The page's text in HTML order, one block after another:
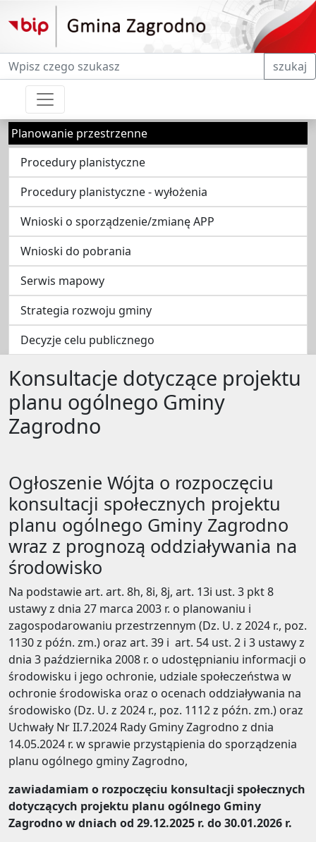
Fraza do wyszukiwania szukaj
Planowanie przestrzenne
Procedury planistyczne
Procedury planistyczne - wyłożenia
Wnioski o sporządzenie/zmianę APP
Wnioski do pobrania
Serwis mapowy
Strategia rozwoju gminy
Decyzje celu publicznego
Konsultacje dotyczące projektu
planu ogólnego Gminy
Zagrodno
Ogłoszenie Wójta o rozpoczęciu
konsultacji społecznych projektu
planu ogólnego Gminy Zagrodno
wraz z prognozą oddziaływania na
środowisko
Na podstawie art. art. 8h, 8i, 8j, art. 13i ust. 3 pkt 8
ustawy z dnia 27 marca 2003 r. o planowaniu i
zagospodarowaniu przestrzennym (Dz. U. z 2024 r., poz.
1130 z późn. zm.) oraz art. 39 i art. 54 ust. 2 i 3 ustawy z
dnia 3 października 2008 r. o udostępnianiu informacji o
środowisku i jego ochronie, udziale społeczeństwa w
ochronie środowiska oraz o ocenach oddziaływania na
środowisko (Dz. U. z 2024 r., poz. 1112 z późn. zm.) oraz
Uchwały Nr II.7.2024 Rady Gminy Zagrodno z dnia
14.05.2024 r. w sprawie przystąpienia do sporządzenia
planu ogólnego gminy Zagrodno,
zawiadamiam o rozpoczęciu konsultacji społecznych
dotyczących projektu planu ogólnego Gminy
Zagrodno w dniach od 29.12.2025 r. do 30.01.2026 r.